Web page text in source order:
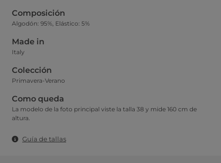
Composición
Algodón: 95%, Elástico: 5%
Made in
Italy
Colección
Primavera-Verano
Como queda
La modelo de la foto principal viste la talla 38 y mide 160 cm de
altura.
Guía de tallas